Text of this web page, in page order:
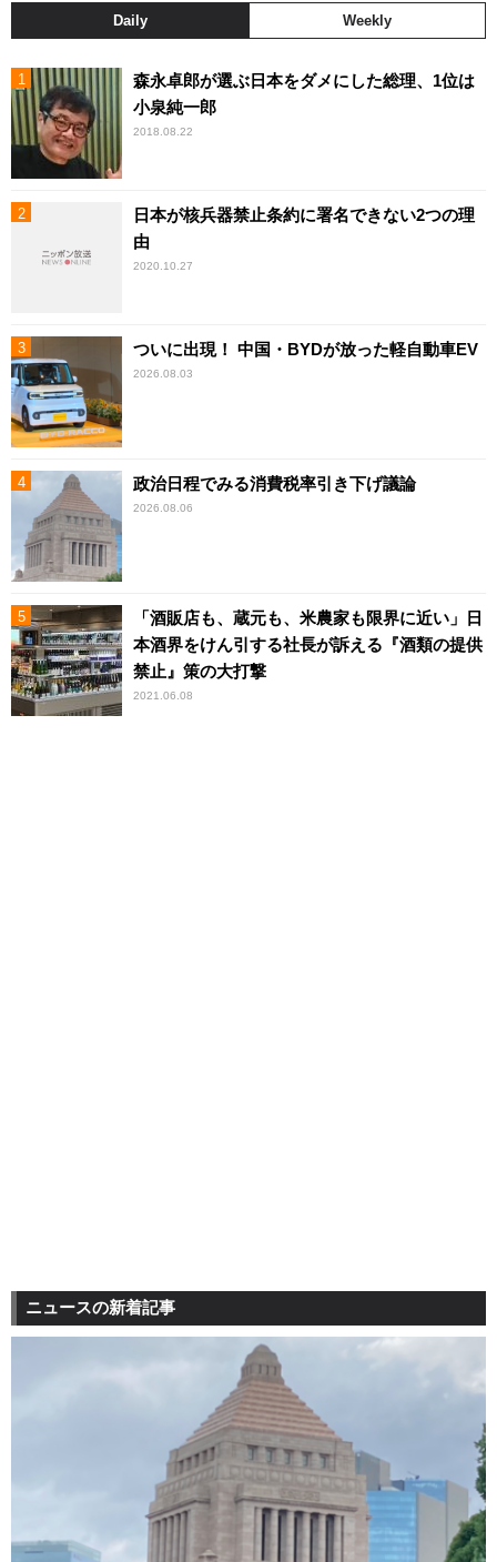
Daily Weekly
森永卓郎が選ぶ日本をダメにした総理、1位は
小泉純一郎
2018.08.22
日本が核兵器禁止条約に署名できない2つの理
由
2020.10.27
ついに出現！ 中国・BYDが放った軽自動車EV
2026.08.03
政治日程でみる消費税率引き下げ議論
2026.08.06
「酒販店も、蔵元も、米農家も限界に近い」日
本酒界をけん引する社長が訴える『酒類の提供
禁止』策の大打撃
2021.06.08
ニュースの新着記事